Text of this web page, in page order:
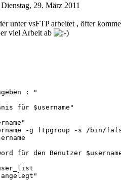
Dienstag, 29. März 2011
unter vsFTP arbeitet , öfter
viel Arbeit ab
: "
für $username"
-g ftpgroup -s /bin/
für den Benutzer
angelegt"